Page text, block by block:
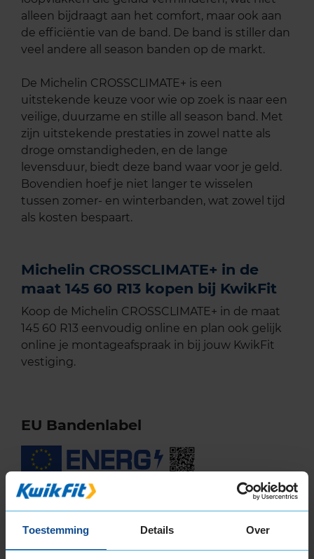
Toestemming Details Over
alleen bijdraagt aan het comfort, maar ook aan
de efficiëntie van de band. De band is stiller dan
veel andere all season banden op de markt.
De Michelin CROSSCLIMATE+ is een
uitstekende keuze voor wie op zoek is naar een
veilige, duurzame en stille all season band. Met
zijn uitstekende prestaties in zowel natte als
droge omstandigheden, en de lange
levensduur, biedt deze band waar voor je geld.
Bovendien hoef je niet langer te wisselen
tussen zomer- en winterbanden, wat zowel tijd
als kosten bespaart.
Michelin CROSSCLIMATE+ in de
maat 145 60 R13 kopen bij KwikFit
Koop de Michelin CROSSCLIMATE+ in de maat
145 60 R13 eenvoudig online en plan ook gelijk
online je montageafspraak in bij jouw KwikFit
vestiging.
EU Bandenlabel
Michelin
145/60R13 66 T